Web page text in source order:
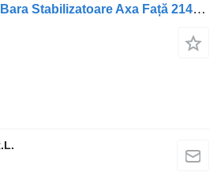
Barra stabilizzatrice Bara Stabilizatoare Axa Față 21408020 per camion Volvo 9959538 11